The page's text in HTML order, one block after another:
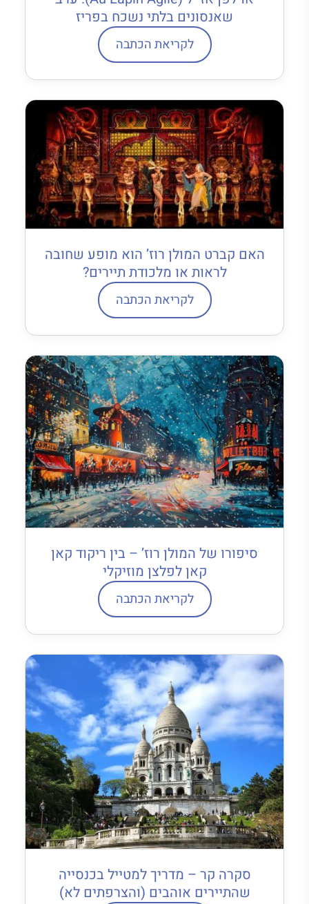
שאנסונים בלתי נשכח בפריז
לקריאת הכתבה
האם קברט המולן רוז’ הוא מופע שחובה
לראות או מלכודת תיירים?
לקריאת הכתבה
סיפורו של המולן רוז’ – בין ריקוד קאן
קאן לפלצן מוזיקלי
לקריאת הכתבה
סקרה קר – מדריך למטייל בכנסייה
שהתיירים אוהבים (והצרפתים לא)